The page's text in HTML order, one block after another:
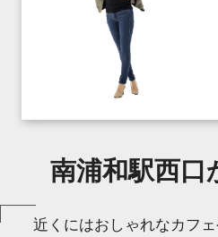
南浦和駅西口
近くにはおしゃれなカフ